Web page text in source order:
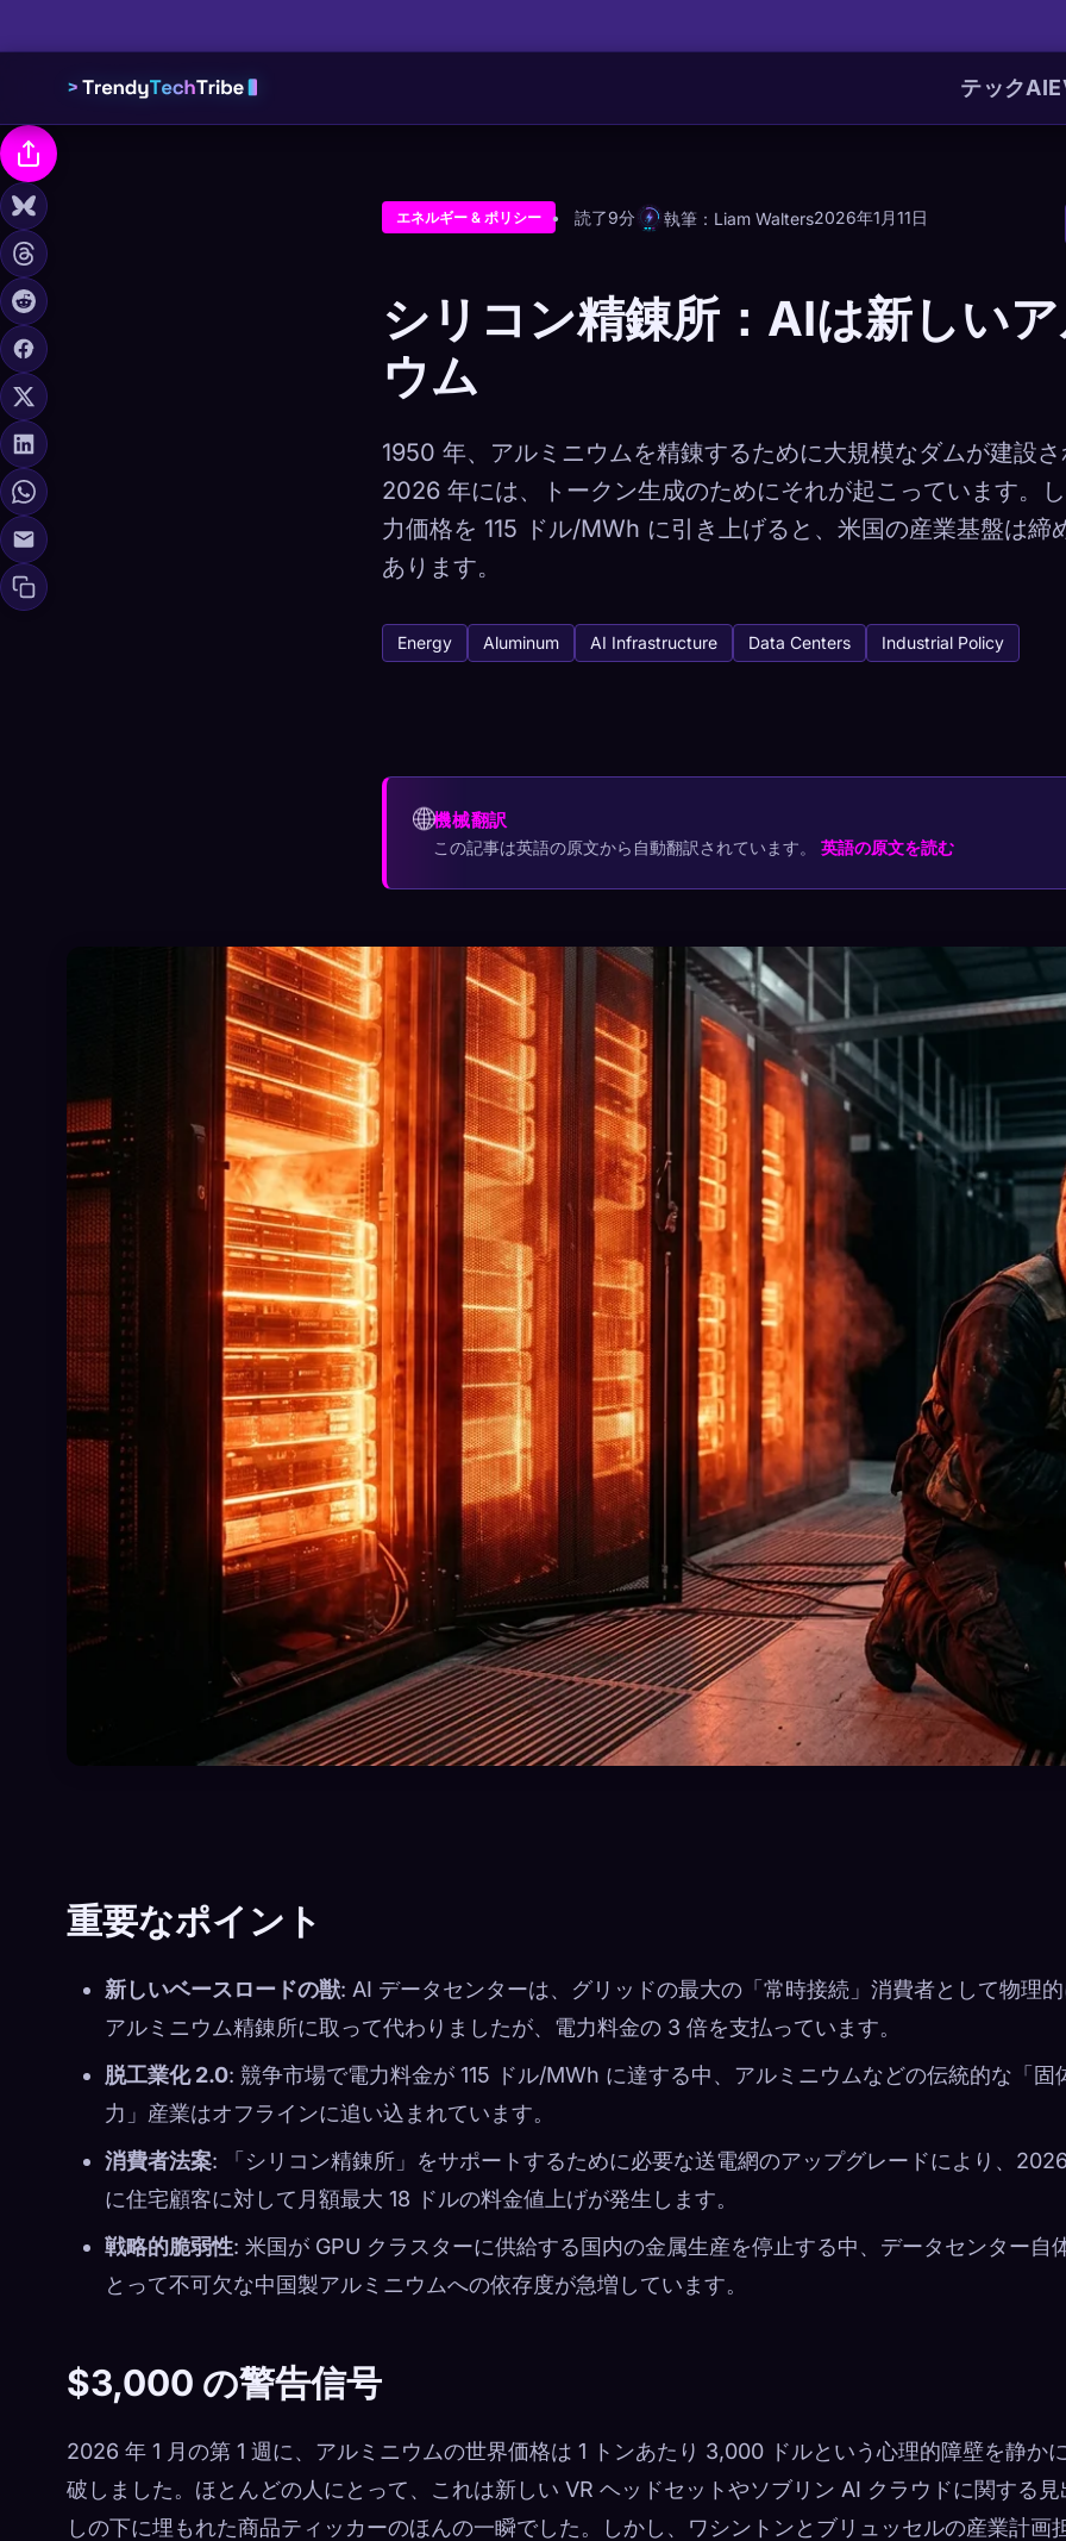
テックAI
エネルギー & ポリシー 読了9分 執筆：Liam Walters2026年1月11日
シリコン精錬所：AIは新しい
ウム
1950 年、アルミニウムを精錬するために大規模なダムが建設さ
2026 年には、トークン生成のためにそれが起こっています。
力価格を 115 ドル/MWh に引き上げると、米国の産業基盤は締
あります。
Energy Aluminum AI Infrastructure Data Centers Industrial Policy
🌐機械翻訳
この記事は英語の原文から自動翻訳されています。 英語の原文を読む
重要なポイント
新しいベースロードの獣: AI データセンターは、グリッドの最大の「常時接続」消費者として物理的
アルミニウム精錬所に取って代わりましたが、電力料金の 3 倍を支払っています。
脱工業化 2.0: 競争市場で電力料金が 115 ドル/MWh に達する中、アルミニウムなどの伝統的な「固
力」産業はオフラインに追い込まれています。
消費者法案: 「シリコン精錬所」をサポートするために必要な送電網のアップグレードにより、
に住宅顧客に対して月額最大 18 ドルの料金値上げが発生します。
戦略的脆弱性: 米国が GPU クラスターに供給する国内の金属生産を停止する中、データセンター自
とって不可欠な中国製アルミニウムへの依存度が急増しています。
$3,000 の警告信号
2026 年 1 月の第 1 週に、アルミニウムの世界価格は 1 トンあたり 3,000 ドルという心理的障壁を静か
破しました。ほとんどの人にとって、これは新しい VR ヘッドセットやソブリン AI クラウドに関する見
しの下に埋もれた商品ティッカーのほんの一瞬でした。しかし、ワシントンとブリュッセルの産業計画
🧬Xeno Database
0 12 -